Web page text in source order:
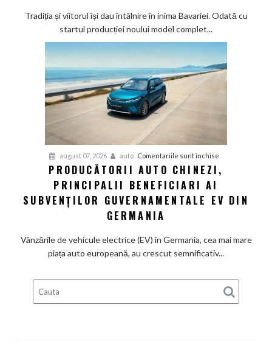
Cea
BMW
renunță
și
100%
Tradiția și viitorul își dau întâlnire în inima Bavariei. Odată cu
startul producției noului model complet...
august 07, 2026 auto Comentariile sunt închise
chinezi,
din
Germania
PRODUCĂTORII AUTO CHINEZI,
PRINCIPALII BENEFICIARI AI
SUBVENȚILOR GUVERNAMENTALE EV DIN
GERMANIA
Vânzările de vehicule electrice (EV) în Germania, cea mai mare
piața auto europeană, au crescut semnificativ...